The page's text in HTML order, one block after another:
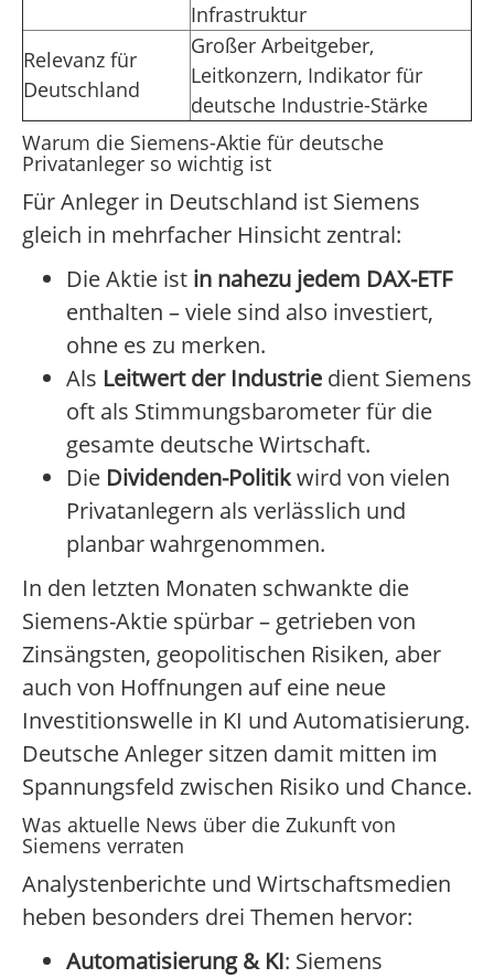
Infrastruktur
Relevanz für
Deutschland
Großer Arbeitgeber,
Leitkonzern, Indikator für
deutsche Industrie-Stärke
Warum die Siemens-Aktie für deutsche
Privatanleger so wichtig ist
Für Anleger in Deutschland ist Siemens
gleich in mehrfacher Hinsicht zentral:
Die Aktie ist in nahezu jedem DAX-ETF
enthalten – viele sind also investiert,
ohne es zu merken.
Als Leitwert der Industrie dient Siemens
oft als Stimmungsbarometer für die
gesamte deutsche Wirtschaft.
Die Dividenden-Politikwird von vielen
Privatanlegern als verlässlich und
planbar wahrgenommen.
In den letzten Monaten schwankte die
Siemens-Aktie spürbar – getrieben von
Zinsängsten, geopolitischen Risiken, aber
auch von Hoffnungen auf eine neue
Investitionswelle in KI und Automatisierung.
Deutsche Anleger sitzen damit mitten im
Spannungsfeld zwischen Risiko und Chance.
Was aktuelle News über die Zukunft von
Siemens verraten
Analystenberichte und Wirtschaftsmedien
heben besonders drei Themen hervor:
Automatisierung & KI: Siemens